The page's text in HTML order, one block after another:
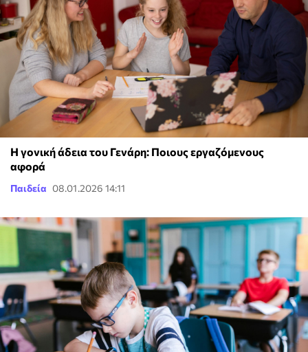
Η γονική άδεια του Γενάρη: Ποιους εργαζόμενους
αφορά
Παιδεία 08.01.2026 14:11